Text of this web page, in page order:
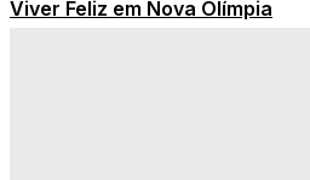
Viver Feliz em Nova Olímpia